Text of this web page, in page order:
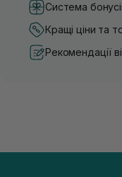
Система
Кращі ціни та
Рекомендації